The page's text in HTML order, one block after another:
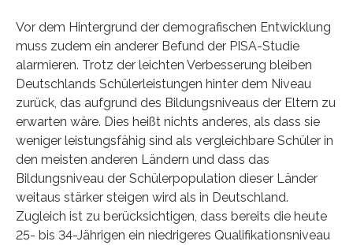
Vor dem Hintergrund der demografischen Entwicklung
muss zudem ein anderer Befund der PISA-Studie
alarmieren. Trotz der leichten Verbesserung bleiben
Deutschlands Schülerleistungen hinter dem Niveau
zurück, das aufgrund des Bildungsniveaus der Eltern zu
erwarten wäre. Dies heißt nichts anderes, als dass sie
weniger leistungsfähig sind als vergleichbare Schüler in
den meisten anderen Ländern und dass das
Bildungsniveau der Schülerpopulation dieser Länder
weitaus stärker steigen wird als in Deutschland.
Zugleich ist zu berücksichtigen, dass bereits die heute
25- bis 34-Jährigen ein niedrigeres Qualifikationsniveau